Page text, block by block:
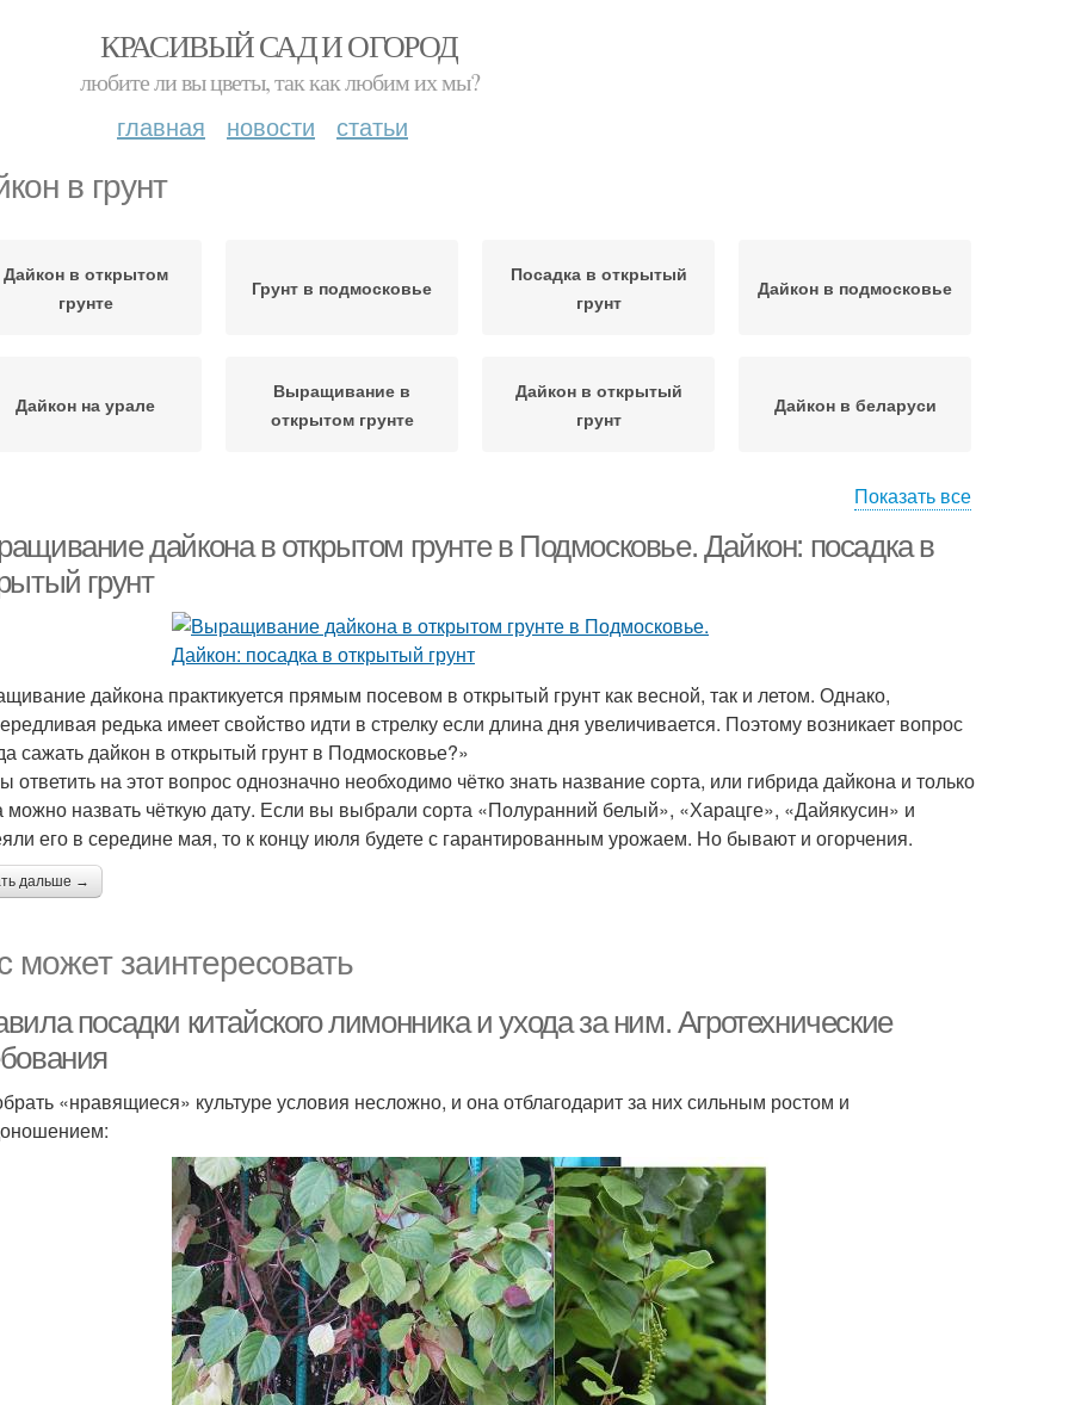
КРАСИВЫЙ САД И ОГОРОД
любите ли вы цветы, так как любим их мы?
главная новости статьи
в грунт
Дайкон в открытом
грунте
Грунт в подмосковье
Посадка в открытый
грунт
Дайкон в подмосковье
Дайкон на урале
Выращивание в
открытом грунте
Дайкон в открытый
грунт
Дайкон в беларуси
типов
востока
Показать все
дайкона в открытом грунте в Подмосковье. Дайкон: посадка в
грунт
дайкона практикуется прямым посевом в открытый грунт как весной, так и летом. Однако,
редька имеет свойство идти в стрелку если длина дня увеличивается. Поэтому возникает вопрос
сажать дайкон в открытый грунт в Подмосковье?»
ответить на этот вопрос однозначно необходимо чётко знать название сорта, или гибрида дайкона и только
можно назвать чёткую дату. Если вы выбрали сорта «Полуранний белый», «Харацге», «Дайякусин» и
его в середине мая, то к концу июля будете с гарантированным урожаем. Но бывают и огорчения.
дальше →
может заинтересовать
посадки китайского лимонника и ухода за ним. Агротехнические
«нравящиеся» культуре условия несложно, и она отблагодарит за них сильным ростом и